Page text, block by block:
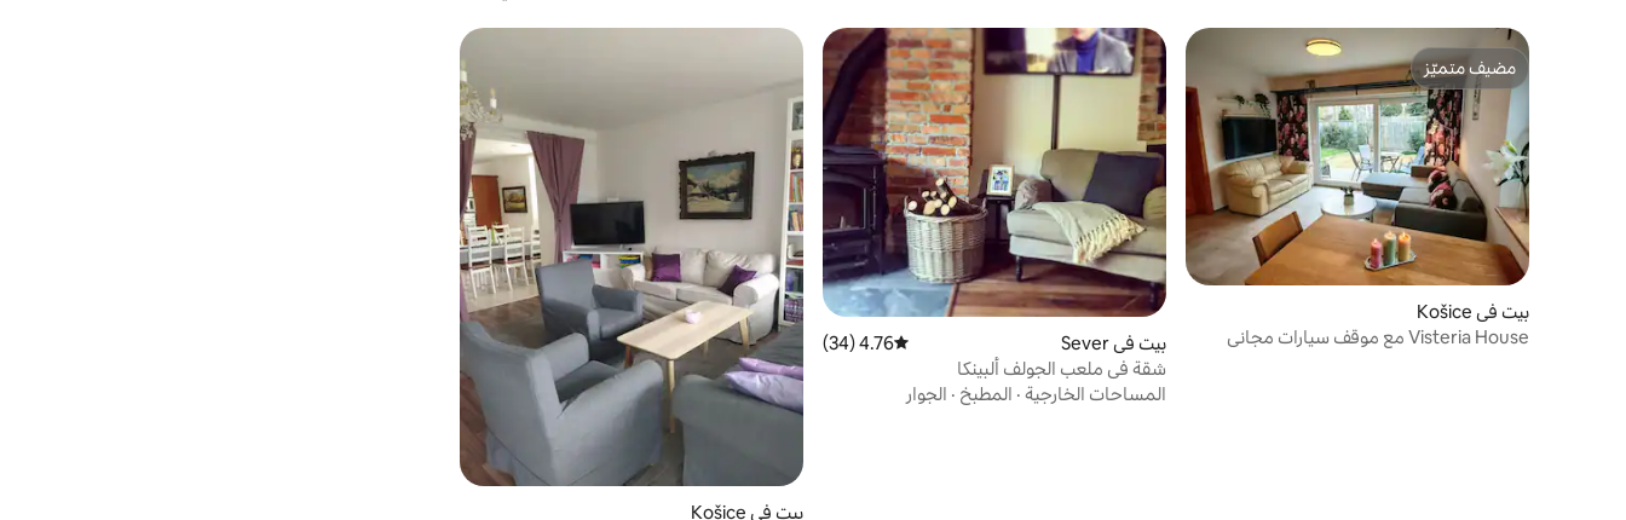
مضيف متميّز
مضيف متميّز
بيت في Košice
Visteria House مع موقف سيارات مجاني
بيت في Sever متوسط التقييم 4.76 من 5، 34 مراجعات
4.76 (34)
شقة في ملعب الجولف ألبينكا
المساحات الخارجية · المطبخ · الجوار
بيت في Košice